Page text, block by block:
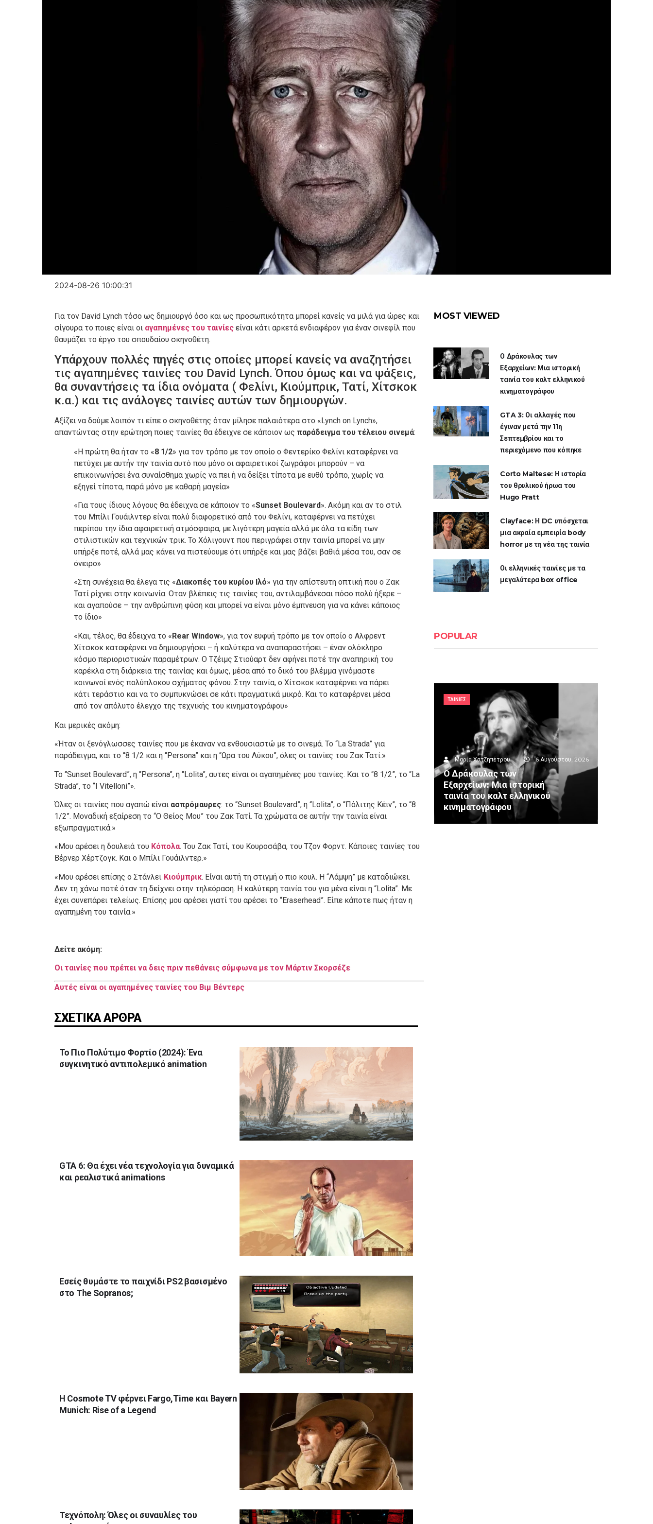
2024-08-26 10:00:31
Για τον David Lynch τόσο ως δημιουργό όσο και ως προσωπικότητα μπορεί κανείς να μιλά για ώρες και
σίγουρα το ποιες είναι οι αγαπημένες του ταινίες είναι κάτι αρκετά ενδιαφέρον για έναν σινεφίλ που
θαυμάζει το έργο του σπουδαίου σκηνοθέτη.
Υπάρχουν πολλές πηγές στις οποίες μπορεί κανείς να αναζητήσει
τις αγαπημένες ταινίες του David Lynch. Όπου όμως και να ψάξεις,
θα συναντήσεις τα ίδια ονόματα ( Φελίνι, Κιούμπρικ, Τατί, Χίτσκοκ
κ.α.) και τις ανάλογες ταινίες αυτών των δημιουργών.
Αξίζει να δούμε λοιπόν τι είπε ο σκηνοθέτης όταν μίλησε παλαιότερα στο «Lynch on Lynch»,
απαντώντας στην ερώτηση ποιες ταινίες θα έδειχνε σε κάποιον ως παράδειγμα του τέλειου σινεμά:
«Η πρώτη θα ήταν το «8 1/2» για τον τρόπο με τον οποίο ο Φεντερίκο Φελίνι καταφέρνει να
πετύχει με αυτήν την ταινία αυτό που μόνο οι αφαιρετικοί ζωγράφοι μπορούν – να
επικοινωνήσει ένα συναίσθημα χωρίς να πει ή να δείξει τίποτα με ευθύ τρόπο, χωρίς να
εξηγεί τίποτα, παρά μόνο με καθαρή μαγεία»
«Για τους ίδιους λόγους θα έδειχνα σε κάποιον το «Sunset Boulevard». Ακόμη και αν το στιλ
του Μπίλι Γουάιλντερ είναι πολύ διαφορετικό από του Φελίνι, καταφέρνει να πετύχει
περίπου την ίδια αφαιρετική ατμόσφαιρα, με λιγότερη μαγεία αλλά με όλα τα είδη των
στιλιστικών και τεχνικών τρικ. Το Χόλιγουντ που περιγράφει στην ταινία μπορεί να μην
υπήρξε ποτέ, αλλά μας κάνει να πιστεύουμε ότι υπήρξε και μας βάζει βαθιά μέσα του, σαν σε
όνειρο»
«Στη συνέχεια θα έλεγα τις «Διακοπές του κυρίου Ιλό» για την απίστευτη οπτική που ο Ζακ
Τατί ρίχνει στην κοινωνία. Οταν βλέπεις τις ταινίες του, αντιλαμβάνεσαι πόσο πολύ ήξερε –
και αγαπούσε – την ανθρώπινη φύση και μπορεί να είναι μόνο έμπνευση για να κάνει κάποιος
το ίδιο»
«Και, τέλος, θα έδειχνα το «Rear Window», για τον ευφυή τρόπο με τον οποίο ο Αλφρεντ
Χίτσκοκ καταφέρνει να δημιουργήσει – ή καλύτερα να αναπαραστήσει – έναν ολόκληρο
κόσμο περιοριστικών παραμέτρων. Ο Τζέιμς Στιούαρτ δεν αφήνει ποτέ την αναπηρική του
καρέκλα στη διάρκεια της ταινίας και όμως, μέσα από το δικό του βλέμμα γινόμαστε
κοινωνοί ενός πολύπλοκου σχήματος φόνου. Στην ταινία, ο Χίτσκοκ καταφέρνει να πάρει
κάτι τεράστιο και να το συμπυκνώσει σε κάτι πραγματικά μικρό. Και το καταφέρνει μέσα
από τον απόλυτο έλεγχο της τεχνικής του κινηματογράφου»
Και μερικές ακόμη:
«Ήταν οι ξενόγλωσσες ταινίες που με έκαναν να ενθουσιαστώ με το σινεμά. Το “La Strada” για
παράδειγμα, και το “8 1/2 και η “Persona” και η “Ωρα του Λύκου”, όλες οι ταινίες του Ζακ Τατί.»
Το “Sunset Boulevard”, η “Persona”, η “Lolita”, αυτες είναι οι αγαπημένες μου ταινίες. Και το “8 1/2”, το “La
Strada”, το “I Vitelloni”».
Όλες οι ταινίες που αγαπώ είναι ασπρόμαυρες: το “Sunset Boulevard”, η “Lolita”, ο “Πόλιτης Κέιν”, το “8
1/2”. Μοναδική εξαίρεση το “O Θείος Μου” του Ζακ Τατί. Τα χρώματα σε αυτήν την ταινία είναι
εξωπραγματικά.»
«Μου αρέσει η δουλειά του Κόπολα. Του Ζακ Τατί, του Κουροσάβα, του Τζον Φορντ. Κάποιες ταινίες του
Βέρνερ Χέρτζογκ. Και ο Μπίλι Γουάιλντερ.»
«Μου αρέσει επίσης ο Στάνλεϊ Κιούμπρικ. Είναι αυτή τη στιγμή ο πιο κουλ. Η “Λάμψη” με καταδιώκει.
Δεν τη χάνω ποτέ όταν τη δείχνει στην τηλεόραση. Η καλύτερη ταινία του για μένα είναι η “Lolita”. Με
έχει συνεπάρει τελείως. Επίσης μου αρέσει γιατί του αρέσει το “Eraserhead”. Είπε κάποτε πως ήταν η
αγαπημένη του ταινία.»
Δείτε ακόμη:
Οι ταινίες που πρέπει να δεις πριν πεθάνεις σύμφωνα με τον Μάρτιν Σκορσέζε
Αυτές είναι οι αγαπημένες ταινίες του Βιμ Βέντερς
ΣΧΕΤΙΚΑ ΑΡΘΡΑ
Το Πιο Πολύτιμο Φορτίο (2024): Ένα
συγκινητικό αντιπολεμικό animation
GTA 6: Θα έχει νέα τεχνολογία για δυναμικά
και ρεαλιστικά animations
Εσείς θυμάστε το παιχνίδι PS2 βασισμένο
στο The Sopranos;
H Cosmote TV φέρνει Fargo,Time και Bayern
Munich: Rise of a Legend
Τεχνόπολη: Όλες οι συναυλίες του
MOST VIEWED
Ο Δράκουλας των
Εξαρχείων: Μια ιστορική
ταινία του καλτ ελληνικού
κινηματογράφου
GTA 3: Οι αλλαγές που
έγιναν μετά την 11η
Σεπτεμβρίου και το
περιεχόμενο που κόπηκε
Corto Maltese: Η ιστορία
του θρυλικού ήρωα του
Hugo Pratt
Clayface: Η DC υπόσχεται
μια ακραία εμπειρία body
horror με τη νέα της ταινία
Οι ελληνικές ταινίες με τα
μεγαλύτερα box office
POPULAR
ΤΑΙΝΙΕΣ
Μαρία Χατζηπέτρου 6 Αυγούστου, 2026
Ο Δράκουλας των
Εξαρχείων: Μια ιστορική
ταινία του καλτ ελληνικού
κινηματογράφου